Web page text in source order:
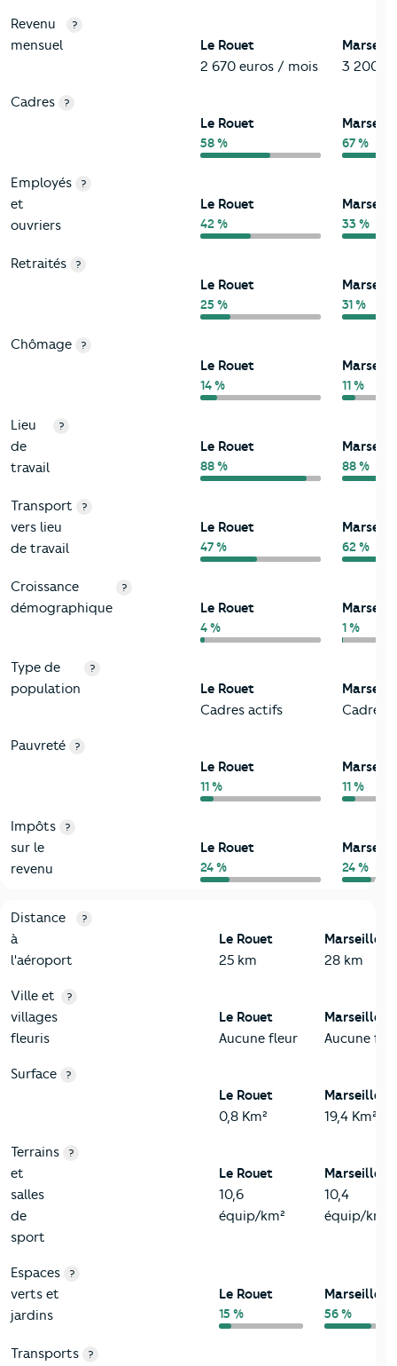
Revenu
mensuel
?
Le Rouet
2 670 euros / mois
3 200
Cadres ?
Le Rouet
58 % 67 %
Employés
et
ouvriers
?
Le Rouet
42 % 33 %
Retraités ?
Le Rouet
25 % 31 %
Chômage ?
Le Rouet
14 % 11 %
Lieu
de
travail
?
Le Rouet
88 % 88 %
Transport
vers lieu
de travail
?
Le Rouet
47 % 62 %
Croissance
démographique
?
Le Rouet
4 % 1 %
Type de
population
?
Le Rouet
Cadres actifs
Cadres
Pauvreté ?
Le Rouet
11 % 11 %
Impôts
sur le
revenu
?
Le Rouet
24 % 24 %
3-Environnement
Critères Le Rouet
Distance
à
l'aéroport
?
Le Rouet
25 km
Marseille 8
28 km
Ville et
villages
fleuris
?
Le Rouet
Aucune fleur
Marseille 8
Aucune
Surface ?
Le Rouet
0,8 Km²
Marseille 8
19,4 Km²
Terrains
et
salles
de
sport
?
Le Rouet
10,6
équip/km²
Marseille 8
10,4
équip/km²
Espaces
verts et
jardins
?
Le Rouet
15 %
Marseille 8
56 %
Transports
?